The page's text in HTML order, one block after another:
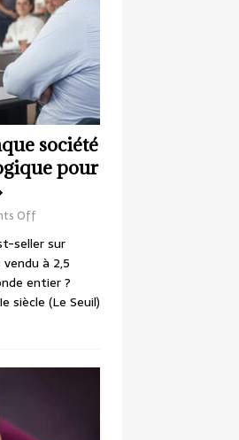
société
pour
Off
seller sur
à 2,5
entier ?
siècle (Le Seuil)